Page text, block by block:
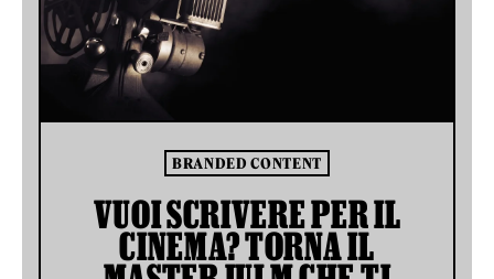
BRANDED CONTENT
VUOI SCRIVERE PER IL
CINEMA? TORNA IL